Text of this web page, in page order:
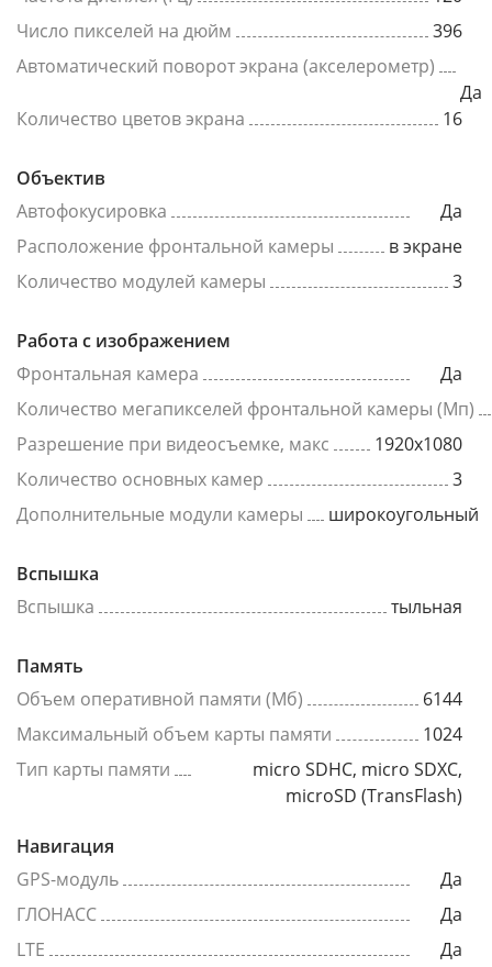
Число пикселей на дюйм
396
Автоматический поворот экрана (акселерометр)
Да
Количество цветов экрана
16
Объектив
Автофокусировка
Да
Расположение фронтальной камеры
в экране
Количество модулей камеры
3
Работа с изображением
Фронтальная камера
Да
Количество мегапикселей фронтальной камеры (Мп)
Разрешение при видеосъемке, макс
1920x1080
Количество основных камер
3
Дополнительные модули камеры
широкоугольный
Вспышка
Вспышка
тыльная
Память
Объем оперативной памяти (Мб)
6144
Максимальный объем карты памяти
1024
Тип карты памяти
micro SDHC, micro SDXC,
microSD (TransFlash)
Навигация
GPS-модуль
Да
ГЛОНАСС
Да
LTE
Да